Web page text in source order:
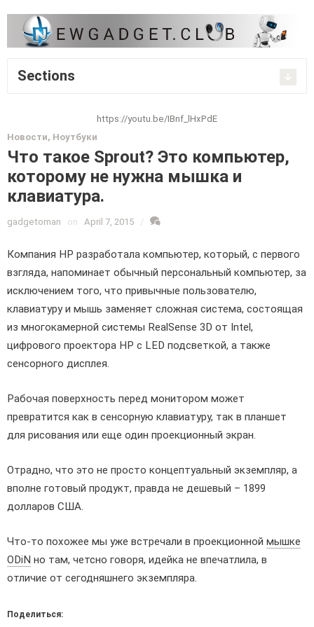
Sections
https://youtu.be/IBnf_lHxPdE
Новости, Ноутбуки
Что такое Sprout? Это компьютер,
которому не нужна мышка и
клавиатура.
gadgetoman on April 7, 2015 /
Компания HP разработала компьютер, который, с первого
взгляда, напоминает обычный персональный компьютер, за
исключением того, что привычные пользователю,
клавиатуру и мышь заменяет сложная система, состоящая
из многокамерной системы RealSense 3D от Intel,
цифрового проектора HP с LED подсветкой, а также
сенсорного дисплея.
Рабочая поверхность перед монитором может
превратится как в сенсорную клавиатуру, так в планшет
для рисования или еще один проекционный экран.
Отрадно, что это не просто концептуальный экземпляр, а
вполне готовый продукт, правда не дешевый – 1899
долларов США.
Что-то похожее мы уже встречали в проекционной мышке
ODiN но там, четсно говоря, идейка не впечатлила, в
отличие от сегодняшнего экземпляра.
Поделиться: